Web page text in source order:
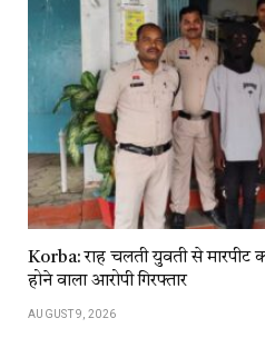
Korba: राह चलती युवती से मारपीट
होने वाला आरोपी गिरफ्तार
AUGUST 9, 2026